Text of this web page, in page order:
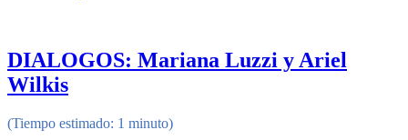
DIALOGOS: Mariana Luzzi y Ariel
Wilkis
(Tiempo estimado: 1 minuto)